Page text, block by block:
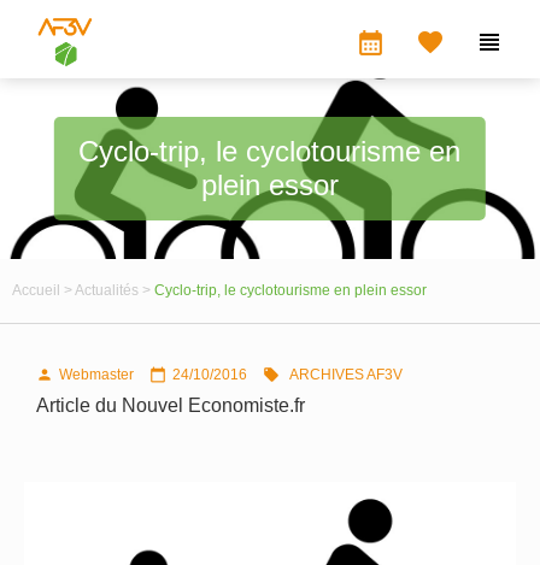
calendar_month  
Cyclo-trip, le cyclotourisme en
plein essor
Accueil > Actualités > Cyclo-trip, le cyclotourisme en plein essor
 Webmaster  24/10/2016  ARCHIVES AF3V
Article du Nouvel Economiste.fr